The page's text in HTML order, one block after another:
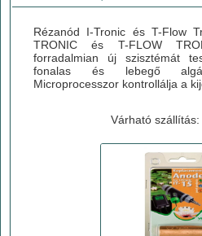
Rézanód I-Tronic és T-Flow
TRONIC és T-FLOW
forradalmian új szisztémát
fonalas és lebegő algák
Microprocesszor kontrollálja a
Várható